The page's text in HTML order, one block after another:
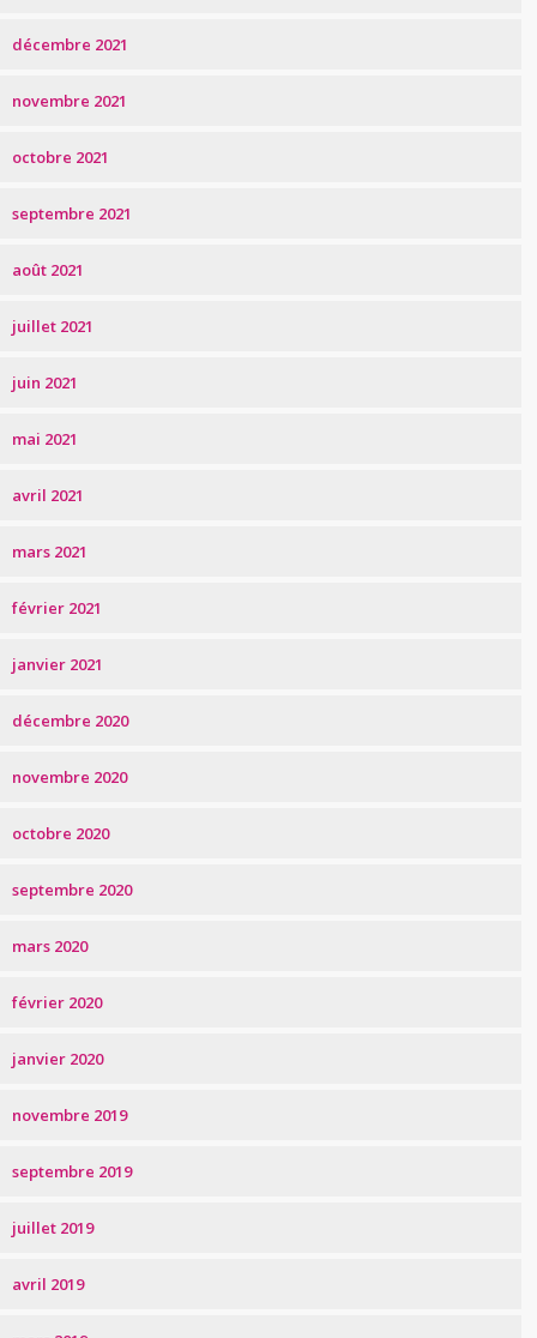
décembre 2021
novembre 2021
octobre 2021
septembre 2021
août 2021
juillet 2021
juin 2021
mai 2021
avril 2021
mars 2021
février 2021
janvier 2021
décembre 2020
novembre 2020
octobre 2020
septembre 2020
mars 2020
février 2020
janvier 2020
novembre 2019
septembre 2019
juillet 2019
avril 2019